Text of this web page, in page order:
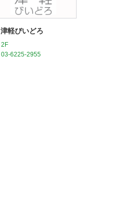
津軽びいどろ
2F
03-6225-2955